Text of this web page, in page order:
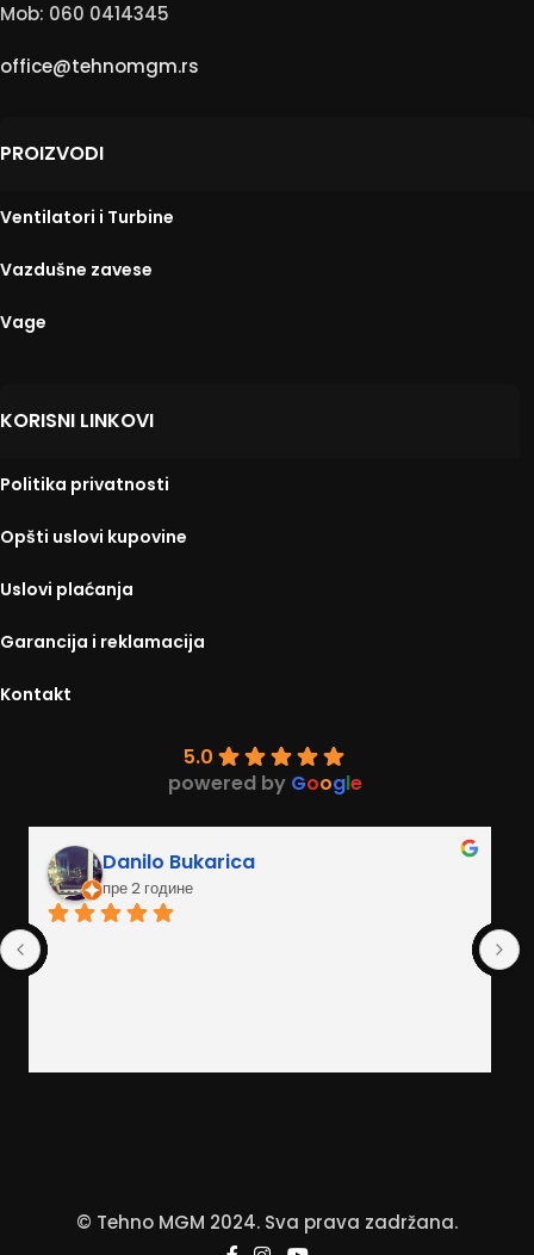
Mob: 060 0414345
office@tehnomgm.rs
PROIZVODI
Ventilatori i Turbine
Vazdušne zavese
Vage
KORISNI LINKOVI
Politika privatnosti
Opšti uslovi kupovine
Uslovi plaćanja
Garancija i reklamacija
Kontakt
5.0
powered by Google
Danilo Bukarica
пре 2 године
© Tehno MGM 2024. Sva prava zadržana.